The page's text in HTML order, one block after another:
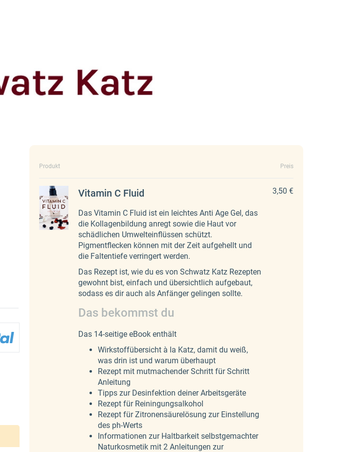
Produkt Preis
Vitamin C Fluid
Das Vitamin C Fluid ist ein leichtes Anti Age Gel, das
die Kollagenbildung anregt sowie die Haut vor
schädlichen Umwelteinflüssen schützt.
Pigmentflecken können mit der Zeit aufgehellt und
die Faltentiefe verringert werden.
Das Rezept ist, wie du es von Schwatz Katz Rezepten
gewohnt bist, einfach und übersichtlich aufgebaut,
sodass es dir auch als Anfänger gelingen sollte.
Das bekommst du
Das 14-seitige eBook enthält
Wirkstoffübersicht à la Katz, damit du weiß,
was drin ist und warum überhaupt
Rezept mit mutmachender Schritt für Schritt
Anleitung
Tipps zur Desinfektion deiner Arbeitsgeräte
Rezept für Reiningungsalkohol
Rezept für Zitronensäurelösung zur Einstellung
des ph-Werts
Informationen zur Haltbarkeit selbstgemachter
Naturkosmetik mit 2 Anleitungen zur
3,50 €